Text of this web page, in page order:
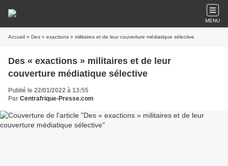
MENU
Accueil » Des « exactions » militaires et de leur couverture médiatique sélective
Des « exactions » militaires et de leur
couverture médiatique sélective
Publié le 22/01/2022 à 13:55
Par Centrafrique-Presse.com